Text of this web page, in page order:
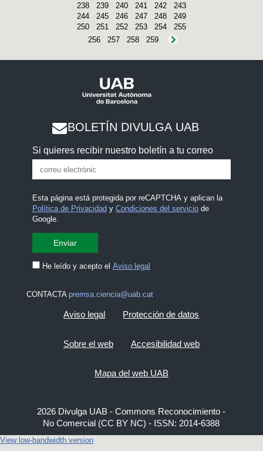
238
239 240 241 242
243
244
245 246 247 248
249
250
251 252 253 254
255
256
257 258 259
BOLETÍN DIVULGA UAB
Si quieres recibir nuestro boletín a tu correo
Esta página está protegida por reCAPTCHA y aplican la
Política de Privacidad y Condiciones del serviciode
Google.
He leído y acepto el Aviso legal
CONTACTA premsa.ciencia@uab.cat
Aviso legal Protección de datos
Sobre el web Accesibilidad web
Mapa del web UAB
2026 Divulga UAB - Commons Reconocimiento -
No Comercial (CC BY NC) - ISSN: 2014-6388
View low-bandwidth version